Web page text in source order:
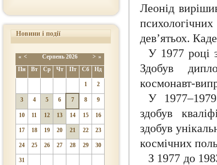
Новини і події
« < Серпень2026 > »
Пн
Вт Ср Чт Пт Сб Нд
1 2
3 4 5 6 7 8 9
10 11 12 13 14 15 16
17 18 19 20 21 22 23
24 25 26 27 28 29 30
31
Леонід
дев’ятьох.
У 1977 році
Здобув
космонавт-
У
здобув
здобув
космічних
З 1977 до